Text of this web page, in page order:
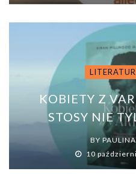
KOBIETY Z
STOSY NIE
BY
10